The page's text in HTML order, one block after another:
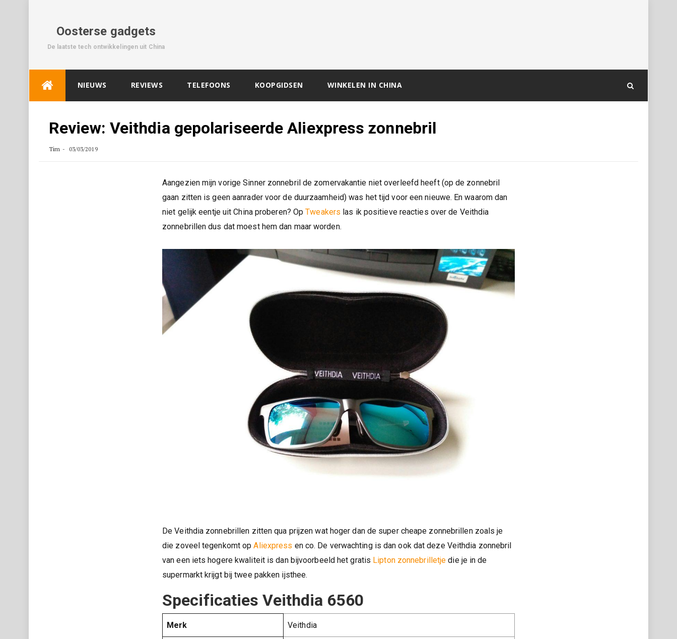
Oosterse gadgets
De laatste tech ontwikkelingen uit China
NIEUWS REVIEWS TELEFOONS KOOPGIDSEN WINKELEN IN CHINA
Review: Veithdia gepolariseerde Aliexpress zonnebril
Tim 03/03/2019
Aangezien mijn vorige Sinner zonnebril de zomervakantie niet overleefd heeft (op de zonnebril
gaan zitten is geen aanrader voor de duurzaamheid) was het tijd voor een nieuwe. En waarom dan
niet gelijk eentje uit China proberen? OpTweakers las ik positieve reacties over de Veithdia
zonnebrillen dus dat moest hem dan maar worden.
De Veithdia zonnebrillen zitten qua prijzen wat hoger dan de super cheape zonnebrillen zoals je
die zoveel tegenkomt opAliexpress en co. De verwachting is dan ook dat deze Veithdia zonnebril
van een iets hogere kwaliteit is dan bijvoorbeeld het gratis Lipton zonnebrilletje die je in de
supermarkt krijgt bij twee pakken ijsthee.
Specificaties Veithdia 6560
Merk Veithdia